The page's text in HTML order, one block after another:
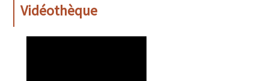
Vidéothèque